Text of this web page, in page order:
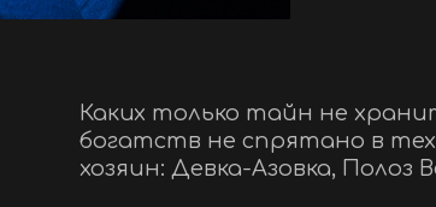
Каких только тайн не
богатств не спрятано в
хозяин: Девка-Азовка,